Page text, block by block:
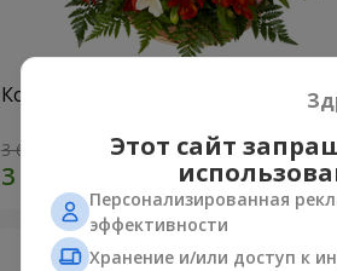
Корзина альстромерий "Акварель"
3 646 грн
Этот сайт
Персонализированная
эффективности
Хранение и/или доступ к